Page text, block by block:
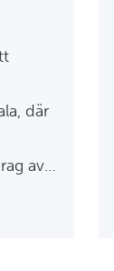
där
av
86